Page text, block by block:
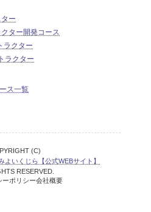
ー
ター開発コース
ラクター
ラクター
ス一覧
(C)
よいくじら【公式WEBサイト】
RESERVED.
ーポリシー会社概要